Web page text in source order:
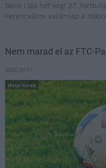
Bank Liga hét végi 27.
Ferencváros vasárnap a
Nem marad el az FTC-
2020.09.11
Helyi hírek